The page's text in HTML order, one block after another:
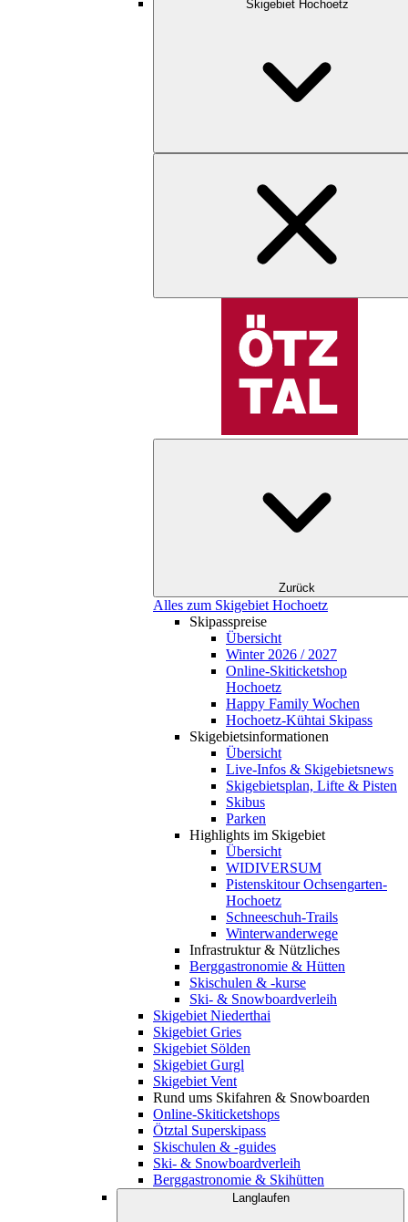
Skigebiet Hochoetz
Zurück
Alles zum Skigebiet Hochoetz
Skipasspreise
Übersicht
Winter 2026 / 2027
Online-Skiticketshop
Hochoetz
Happy Family Wochen
Hochoetz-Kühtai Skipass
Skigebietsinformationen
Übersicht
Live-Infos & Skigebietsnews
Skigebietsplan, Lifte & Pisten
Skibus
Parken
Highlights im Skigebiet
Übersicht
WIDIVERSUM
Pistenskitour Ochsengarten-
Hochoetz
Schneeschuh-Trails
Winterwanderwege
Infrastruktur & Nützliches
Berggastronomie & Hütten
Skischulen & -kurse
Ski- & Snowboardverleih
Skigebiet Niederthai
Skigebiet Gries
Skigebiet Sölden
Skigebiet Gurgl
Skigebiet Vent
Rund ums Skifahren & Snowboarden
Online-Skiticketshops
Ötztal Superskipass
Skischulen & -guides
Ski- & Snowboardverleih
Berggastronomie & Skihütten
Langlaufen